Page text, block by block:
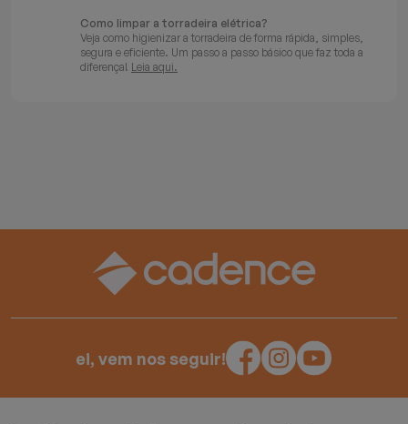
Como limpar a torradeira elétrica?
Veja como higienizar a torradeira de forma rápida, simples,
segura e eficiente. Um passo a passo básico que faz toda a
diferença! Leia aqui.
ei, vem nos seguir!